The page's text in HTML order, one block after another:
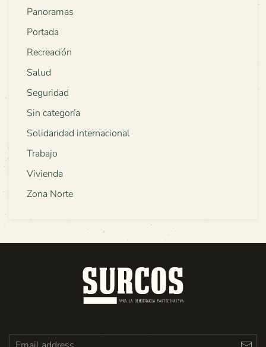
Panoramas
Portada
Recreación
Salud
Seguridad
Sin categoría
Solidaridad internacional
Trabajo
Vivienda
Zona Norte